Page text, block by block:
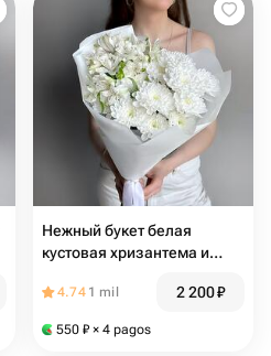
Нежный букет белая
кустовая хризантема и
4.74 1 mil 2 200₽
550 ₽ × 4 pagos